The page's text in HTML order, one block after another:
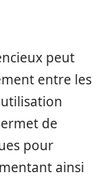
peut
entre les
de
pour
ainsi